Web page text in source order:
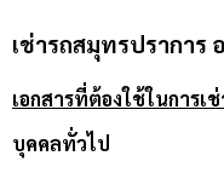
เช่ารถสมุทรปราการ
เอกสารที่ต้องใช้ในการเ
บุคคลทั่วไป